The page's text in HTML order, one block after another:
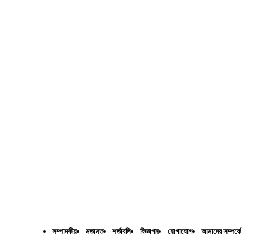
সম্পাদকীয় মতামত শর্তাবলি বিজ্ঞাপন যোগাযোগ আমাদের সম্পর্কে